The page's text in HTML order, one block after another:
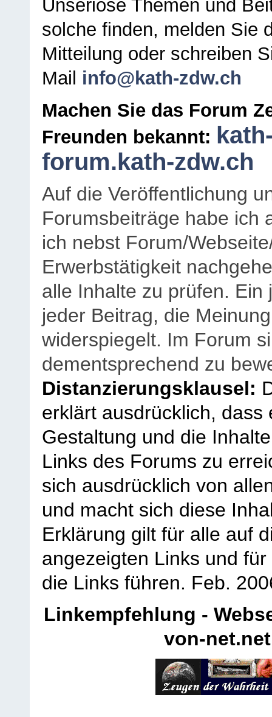
Unseriöse Themen und
solche finden, melden Sie
Mitteilung oder schreiben
Mail info@kath-zdw.ch
Machen Sie das Forum
Freunden bekannt:
forum.kath-zdw.ch
Auf die Veröffentlichung
Forumsbeiträge habe ich
ich nebst Forum/
Erwerbstätigkeit
alle Inhalte zu prüfen.
jeder Beitrag, die
widerspiegelt. Im Forum
dementsprechend zu
Distanzierungsklausel:
erklärt ausdrücklich,
Gestaltung und die
Links des Forums zu
sich ausdrücklich von
und macht sich diese
Erklärung gilt für alle auf
angezeigten Links und
die Links führen. Feb.
Linkempfehlung -
von-net.net